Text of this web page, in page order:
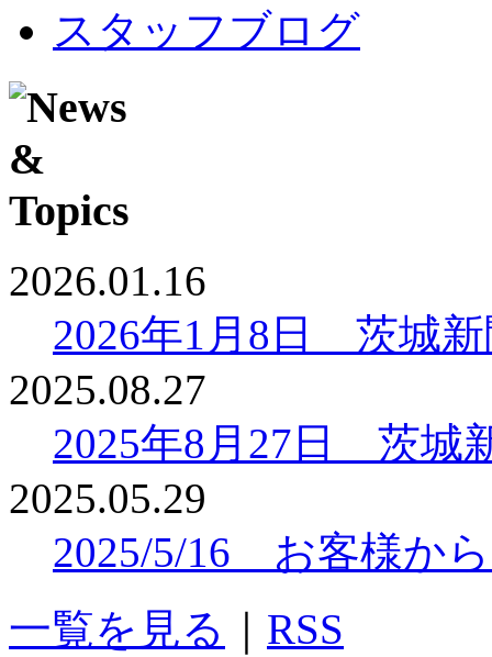
スタッフブログ
2026.01.16
2026年1月8日 茨城
2025.08.27
2025年8月27日 茨城
2025.05.29
2025/5/16 お客様か
一覧を見る
RSS